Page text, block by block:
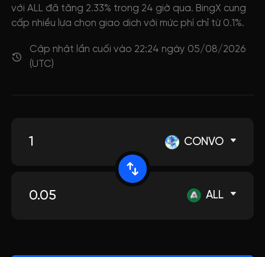
với ALL đã tăng 2.33% trong 24 giờ qua. BingX cung
cấp nhiều lựa chọn giao dịch với mức phí chỉ từ 0.1%.
Cập nhật lần cuối vào 22:24 ngày 05/08/2026
(UTC)
CONVO
ALL